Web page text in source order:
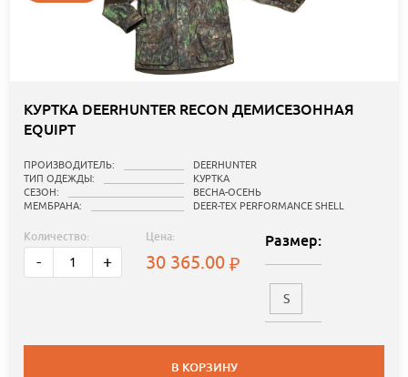
КУРТКА DEERHUNTER RECON ДЕМИСЕЗОННАЯ
EQUIPT
ПРОИЗВОДИТЕЛЬ:
DEERHUNTER
ТИП ОДЕЖДЫ:
КУРТКА
СЕЗОН:
ВЕСНА-ОСЕНЬ
МЕМБРАНА:
DEER-TEX PERFORMANCE SHELL
Количество:
- +
Цена:
30 365.00
Размер:
S
В КОРЗИНУ